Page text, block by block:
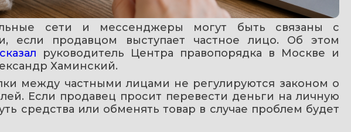
сети и мессенджеры могут быть связаны с
если продавцом выступает частное лицо. Об этом
руководитель Центра правопорядка в Москве и
Хаминский.
между частными лицами не регулируются законом о
Если продавец просит перевести деньги на личную
средства или обменять товар в случае проблем будет